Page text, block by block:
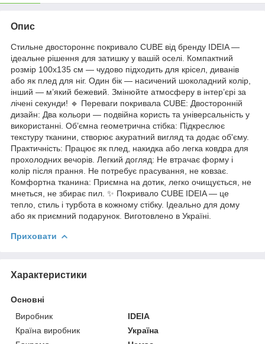
Опис
Стильне двостороннє покривало CUBE від бренду IDEIA —
ідеальне рішення для затишку у вашій оселі. Компактний
розмір 100x135 см — чудово підходить для крісел, диванів
або як плед для ніг. Один бік — насичений шоколадний колір,
інший — м’який бежевий. Змінюйте атмосферу в інтер’єрі за
лічені секунди! 🔹 Переваги покривала CUBE: Двосторонній
дизайн: Два кольори — подвійна користь та універсальність у
використанні. Об’ємна геометрична стібка: Підкреслює
текстуру тканини, створює акуратний вигляд та додає об'єму.
Практичність: Працює як плед, накидка або легка ковдра для
прохолодних вечорів. Легкий догляд: Не втрачає форму і
колір після прання. Не потребує прасування, не ковзає.
Комфортна тканина: Приємна на дотик, легко очищується, не
мнеться, не збирає пил. ✨ Покривало CUBE IDEIA — це
тепло, стиль і турбота в кожному стібку. Ідеально для дому
або як приємний подарунок. Виготовлено в Україні.
Приховати
Характеристики
Основні
Виробник
IDEIA
Країна виробник
Україна